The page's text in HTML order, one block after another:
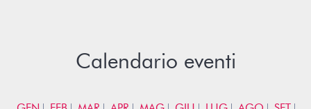
Calendario eventi